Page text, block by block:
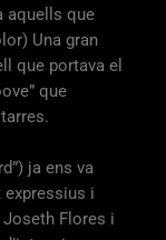
aquells que
Una gran
que portava el
que
ja ens va
expressius i
Joseth Flores i